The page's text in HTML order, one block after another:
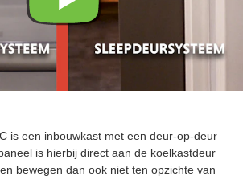
is een inbouwkast met een deur-op-deur
is hierbij direct aan de koelkastdeur
bewegen dan ook niet ten opzichte van